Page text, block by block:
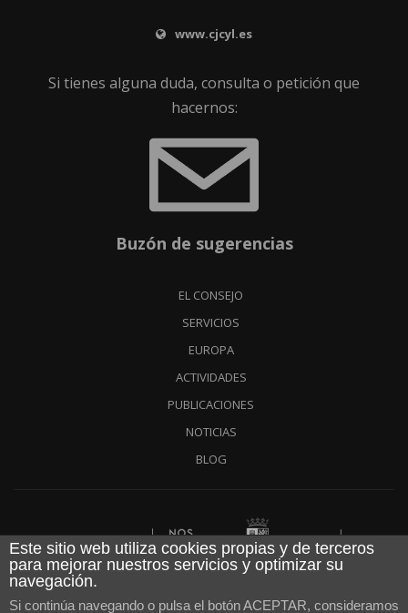
www.cjcyl.es
Si tienes alguna duda, consulta o petición que
hacernos:
Buzón de sugerencias
EL CONSEJO
SERVICIOS
EUROPA
ACTIVIDADES
PUBLICACIONES
NOTICIAS
BLOG
Financiado por
Aviso legal
Este sitio web utiliza cookies propias y de terceros
para mejorar nuestros servicios y optimizar su
navegación.
Si continúa navegando o pulsa el botón ACEPTAR, consideramos